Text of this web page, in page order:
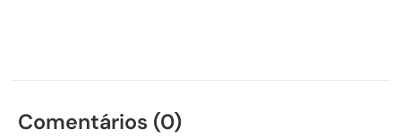
Comentários (0)